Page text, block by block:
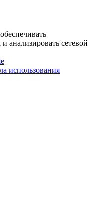
анализировать сетевой
использования